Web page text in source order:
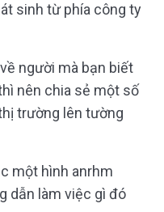
sinh từ phía công ty
người mà bạn biết
nên chia sẻ một số
trường lên tường
một hình anrhm
dẫn làm việc gì đó